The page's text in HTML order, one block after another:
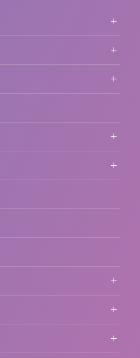
ファレンス・展示会・アワ
・ゲームプロモーシ